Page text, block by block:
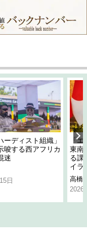
ーディスト組織」
唆する西アフリカ
迷
日
「
東南
る課
イラ
高橋
2026